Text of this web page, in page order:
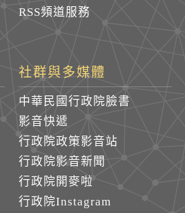
RSS頻道服務
社群與多媒體
中華民國行政院臉書
影音快遞
行政院政策影音站
行政院影音新聞
行政院開麥啦
行政院Instagram